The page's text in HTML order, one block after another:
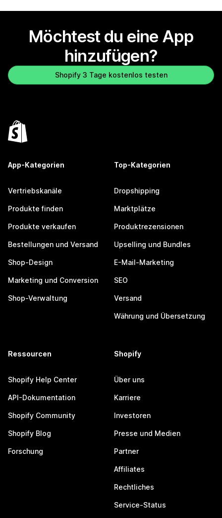
Möchtest du eine App
hinzufügen?
Shopify 3 Tage kostenlos testen
App-Kategorien
Vertriebskanäle
Produkte finden
Produkte verkaufen
Bestellungen und Versand
Shop-Design
Marketing und Conversion
Shop-Verwaltung
Top-Kategorien
Dropshipping
Marktplätze
Produktrezensionen
Upselling und Bundles
E-Mail-Marketing
SEO
Versand
Währung und Übersetzung
Ressourcen
Shopify Help Center
API-Dokumentation
Shopify Community
Shopify Blog
Forschung
Shopify
Über uns
Karriere
Investoren
Presse und Medien
Partner
Affiliates
Rechtliches
Service-Status